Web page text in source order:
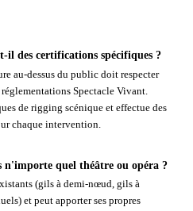
il des certifications spécifiques ?
au-dessus du public doit respecter
Spectacle Vivant.
de rigging scénique et effectue des
chaque intervention.
quel théâtre ou opéra ?
(gils à demi-nœud, gils à
et peut apporter ses propres